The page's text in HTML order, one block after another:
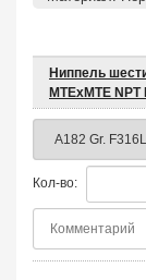
Ниппель
MTEхMTE
Кол-во: